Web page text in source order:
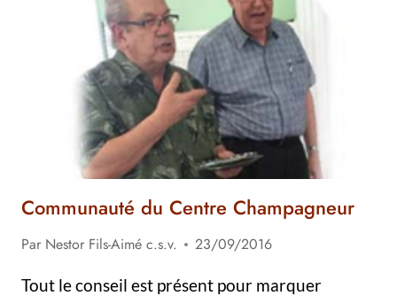
SOULIERS
DE
COURSE
Communauté du Centre Champagneur
Par Nestor Fils-Aimé c.s.v.
23/09/2016
Tout le conseil est présent pour marquer